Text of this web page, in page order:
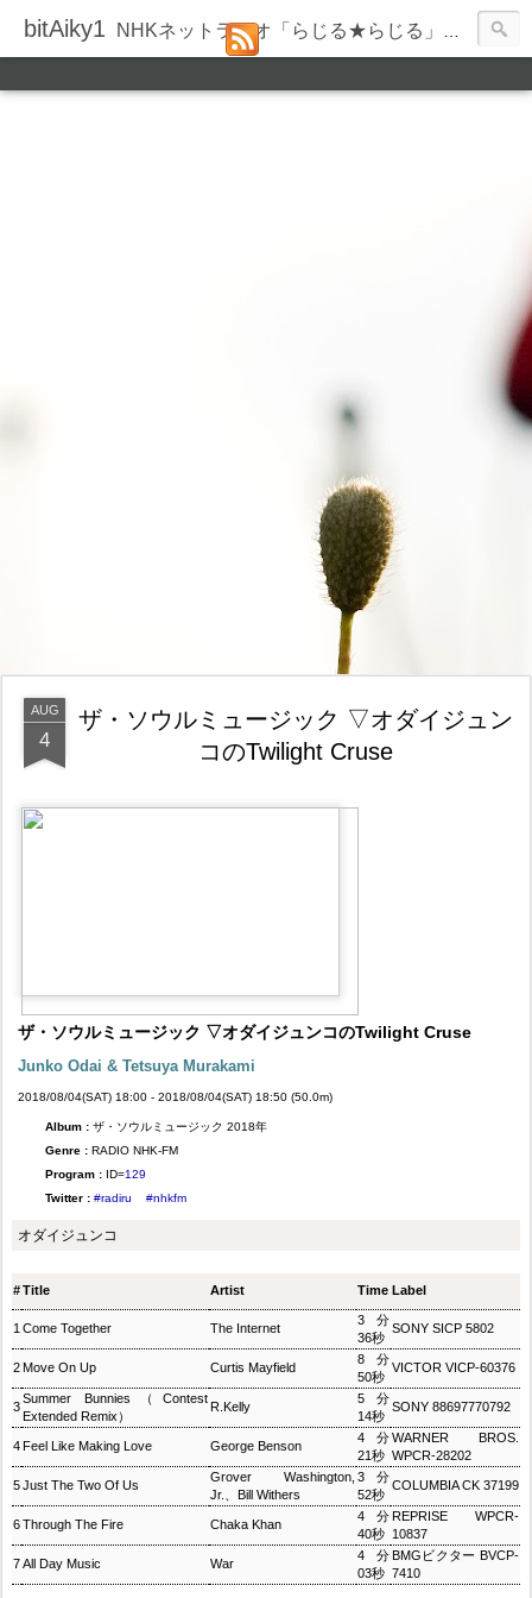
bitAiky1 NHKネットラジオ「らじる★らじる」の録音履歴
AUG
4
ザ・ソウルミュージック ▽オダイジュン
コのTwilight Cruse
ザ・ソウルミュージック ▽オダイジュンコのTwilight Cruse
Junko Odai & Tetsuya Murakami
2018/08/04(SAT) 18:00 - 2018/08/04(SAT) 18:50 (50.0m)
Album : ザ・ソウルミュージック 2018年
Genre : RADIO NHK-FM
Program : ID=129
Twitter : #radiru #nhkfm
オダイジュンコ
#Title Artist Time Label
1 Come Together The Internet
3分
36秒
SONY SICP 5802
2Move On Up Curtis Mayfield
8分
50秒
VICTOR VICP-60376
3
Summer Bunnies（Contest
Extended Remix）
R.Kelly
5分
14秒
SONY 88697770792
4Feel Like Making Love George Benson
4分
21秒
WARNER BROS.
WPCR-28202
5Just The Two Of Us
Grover Washington,
Jr.、Bill Withers
3分
52秒
COLUMBIA CK 37199
6Through The Fire Chaka Khan
4分
40秒
REPRISE WPCR-
10837
7All Day Music War
4分
03秒
BMGビクター BVCP-
7410